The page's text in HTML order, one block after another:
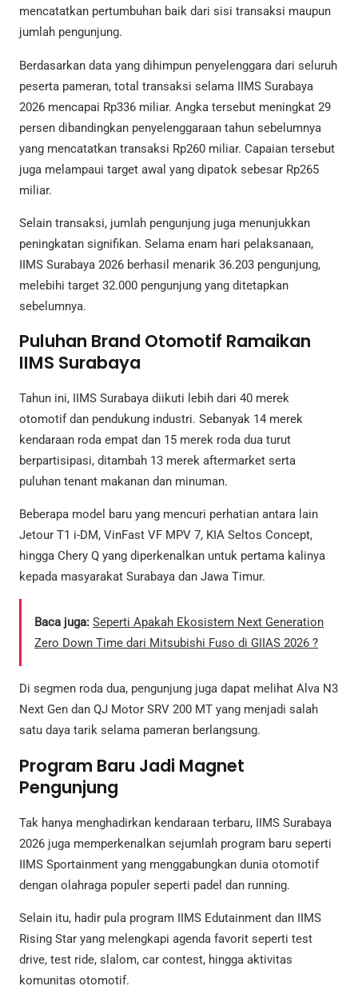
mencatatkan pertumbuhan baik dari sisi transaksi maupun
jumlah pengunjung.
Berdasarkan data yang dihimpun penyelenggara dari seluruh
peserta pameran, total transaksi selama IIMS Surabaya
2026 mencapai Rp336 miliar. Angka tersebut meningkat 29
persen dibandingkan penyelenggaraan tahun sebelumnya
yang mencatatkan transaksi Rp260 miliar. Capaian tersebut
juga melampaui target awal yang dipatok sebesar Rp265
miliar.
Selain transaksi, jumlah pengunjung juga menunjukkan
peningkatan signifikan. Selama enam hari pelaksanaan,
IIMS Surabaya 2026 berhasil menarik 36.203 pengunjung,
melebihi target 32.000 pengunjung yang ditetapkan
sebelumnya.
Puluhan Brand Otomotif Ramaikan
IIMS Surabaya
Tahun ini, IIMS Surabaya diikuti lebih dari 40 merek
otomotif dan pendukung industri. Sebanyak 14 merek
kendaraan roda empat dan 15 merek roda dua turut
berpartisipasi, ditambah 13 merek aftermarket serta
puluhan tenant makanan dan minuman.
Beberapa model baru yang mencuri perhatian antara lain
Jetour T1 i-DM, VinFast VF MPV 7, KIA Seltos Concept,
hingga Chery Q yang diperkenalkan untuk pertama kalinya
kepada masyarakat Surabaya dan Jawa Timur.
Baca juga: Seperti Apakah Ekosistem Next Generation
Zero Down Time dari Mitsubishi Fuso di GIIAS 2026 ?
Di segmen roda dua, pengunjung juga dapat melihat Alva N3
Next Gen dan QJ Motor SRV 200 MT yang menjadi salah
satu daya tarik selama pameran berlangsung.
Program Baru Jadi Magnet
Pengunjung
Tak hanya menghadirkan kendaraan terbaru, IIMS Surabaya
2026 juga memperkenalkan sejumlah program baru seperti
IIMS Sportainment yang menggabungkan dunia otomotif
dengan olahraga populer seperti padel dan running.
Selain itu, hadir pula program IIMS Edutainment dan IIMS
Rising Star yang melengkapi agenda favorit seperti test
drive, test ride, slalom, car contest, hingga aktivitas
komunitas otomotif.